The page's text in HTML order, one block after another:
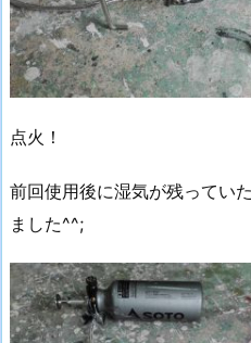
点火！
前回使用後に湿気が残ってい
ました^^;